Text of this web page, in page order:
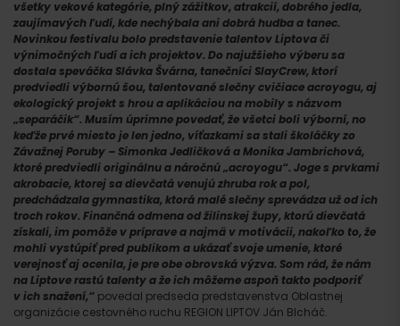
všetky vekové kategórie, plný zážitkov, atrakcií, dobrého jedla,
zaujímavých ľudí, kde nechýbala ani dobrá hudba a tanec.
Novinkou festivalu bolo predstavenie talentov Liptova či
výnimočných ľudí a ich projektov. Do najužšieho výberu sa
dostala speváčka Slávka Švárna, tanečníci SlayCrew, ktorí
predviedli výbornú šou, talentované slečny cvičiace acroyogu, aj
ekologický projekt s hrou a aplikáciou na mobily s názvom
„separáčik“. Musím úprimne povedať, že všetci boli výborní, no
keďže prvé miesto je len jedno, víťazkami sa stali školáčky zo
Závažnej Poruby – Simonka Jedličková a Monika Jambrichová,
ktoré predviedli originálnu a náročnú „acroyogu“. Joge s prvkami
akrobacie, ktorej sa dievčatá venujú zhruba rok a pol,
predchádzala gymnastika, ktorá malé slečny sprevádza už od ich
troch rokov. Finančná odmena od žilinskej župy, ktorú dievčatá
získali, im pomôže v príprave a najmä v motivácii, nakoľko to, že
mohli vystúpiť pred publikom a ukázať svoje umenie, ktoré
verejnosť aj ocenila, je pre obe obrovská výzva. Som rád, že nám
na Liptove rastú talenty a že ich môžeme aspoň takto podporiť
v ich snažení,“ povedal predseda predstavenstva Oblastnej
organizácie cestovného ruchu REGION LIPTOV Ján Blcháč.